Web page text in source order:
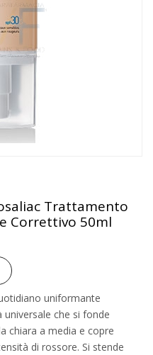
Trattamento
Correttivo 50ml
uniformante
che si fonde
chiara a media e copre
di rossore. Si stende